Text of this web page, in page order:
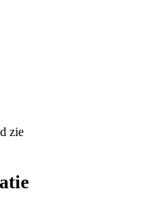
zie